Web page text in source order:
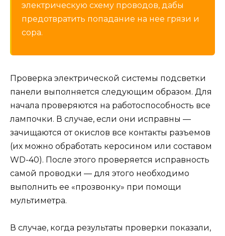
электрическую схему проводов, дабы
предотвратить попадание на нее грязи и
сора.
Проверка электрической системы подсветки
панели выполняется следующим образом. Для
начала проверяются на работоспособность все
лампочки. В случае, если они исправны —
зачищаются от окислов все контакты разъемов
(их можно обработать керосином или составом
WD-40). После этого проверяется исправность
самой проводки — для этого необходимо
выполнить ее «прозвонку» при помощи
мультиметра.
В случае, когда результаты проверки показали,